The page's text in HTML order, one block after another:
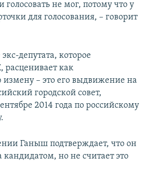
голосовать не мог, потому что у
для голосования, – говорит
депутата, которое
расценивает как
измену – это его выдвижение на
городской совет,
2014 года по российскому
Ганыш подтверждает, что он
кандидатом, но не считает это